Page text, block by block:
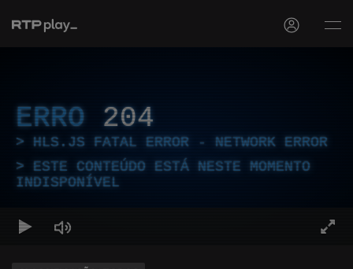
ERRO 204
HLS.JS FATAL ERROR - NETWORK ERROR
ESTE CONTEÚDO ESTÁ NESTE MOMENTO
INDISPONÍVEL